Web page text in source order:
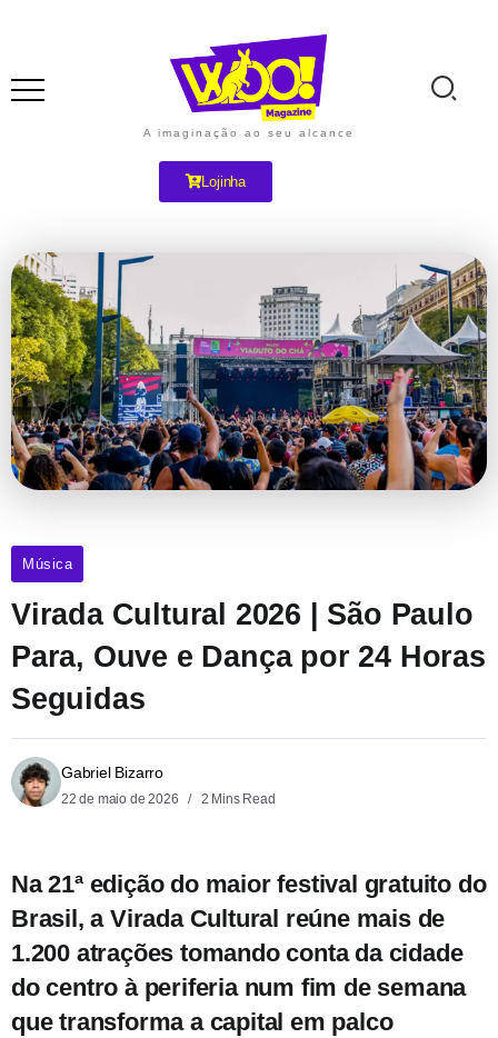
A imaginação ao seu alcance
Lojinha
Música
Virada Cultural 2026 | São Paulo
Para, Ouve e Dança por 24 Horas
Seguidas
Gabriel Bizarro
22 de maio de 2026 2 Mins Read
Na 21ª edição do maior festival gratuito do
Brasil, a Virada Cultural reúne mais de
1.200 atrações tomando conta da cidade
do centro à periferia num fim de semana
que transforma a capital em palco